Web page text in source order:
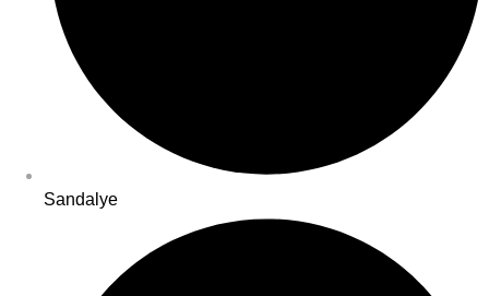
Sandalye